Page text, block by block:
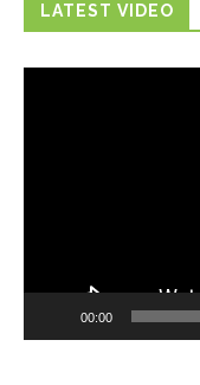
LATEST VIDEO
00:00